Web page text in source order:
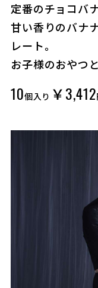
定番のチョコバ
甘い香りのバナ
レート。
お子様のおやつ
10個入り ￥3,412